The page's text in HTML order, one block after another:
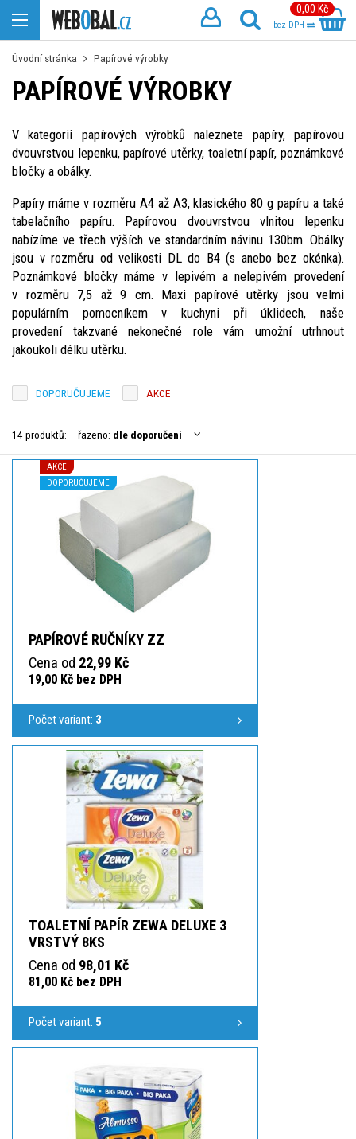
0,00 Kč
bez DPH
Úvodní stránka Papírové výrobky
PAPÍROVÉ VÝROBKY
V kategorii papírových výrobků naleznete papíry, papírovou
dvouvrstvou lepenku, papírové utěrky, toaletní papír, poznámkové
bločky a obálky.
Papíry máme v rozměru A4 až A3, klasického 80 g papíru a také
tabelačního papíru. Papírovou dvouvrstvou vlnitou lepenku
nabízíme ve třech výších ve standardním návinu 130bm. Obálky
jsou v rozměru od velikosti DL do B4 (s anebo bez okénka).
Poznámkové bločky máme v lepivém a nelepivém provedení
v rozměru 7,5 až 9 cm. Maxi papírové utěrky jsou velmi
populárním pomocníkem v kuchyni při úklidech, naše
provedení takzvané nekonečné role vám umožní utrhnout
jakoukoli délku utěrku.
DOPORUČUJEME AKCE
14 produktů: řazeno: dle doporučení
AKCE
DOPORUČUJEME
PAPÍROVÉ RUČNÍKY ZZ
Cena od 22,99 Kč
19,00 Kč bez DPH
Počet variant: 3
TOALETNÍ PAPÍR ZEWA DELUXE 3
VRSTVÝ 8KS
Cena od 98,01 Kč
81,00 Kč bez DPH
Počet variant: 5